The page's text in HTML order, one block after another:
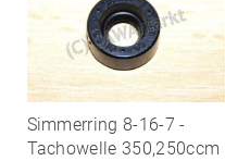
Simmerring 8-16-7 -
Tachowelle 350,250ccm